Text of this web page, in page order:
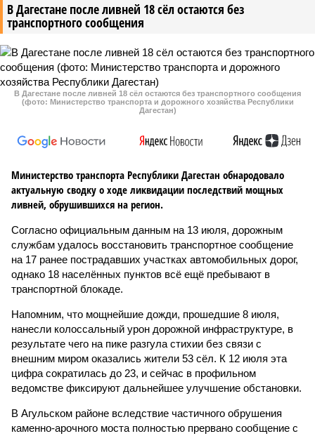
В Дагестане после ливней 18 сёл остаются без
транспортного сообщения
В Дагестане после ливней 18 сёл остаются без транспортного сообщения
(фото: Министерство транспорта и дорожного хозяйства Республики
Дагестан)
Министерство транспорта Республики Дагестан обнародовало
актуальную сводку о ходе ликвидации последствий мощных
ливней, обрушившихся на регион.
Согласно официальным данным на 13 июля, дорожным
службам удалось восстановить транспортное сообщение
на 17 ранее пострадавших участках автомобильных дорог,
однако 18 населённых пунктов всё ещё пребывают в
транспортной блокаде.
Напомним, что мощнейшие дожди, прошедшие 8 июля,
нанесли колоссальный урон дорожной инфраструктуре, в
результате чего на пике разгула стихии без связи с
внешним миром оказались жители 53 сёл. К 12 июля эта
цифра сократилась до 23, и сейчас в профильном
ведомстве фиксируют дальнейшее улучшение обстановки.
В Агульском районе вследствие частичного обрушения
каменно-арочного моста полностью прервано сообщение с